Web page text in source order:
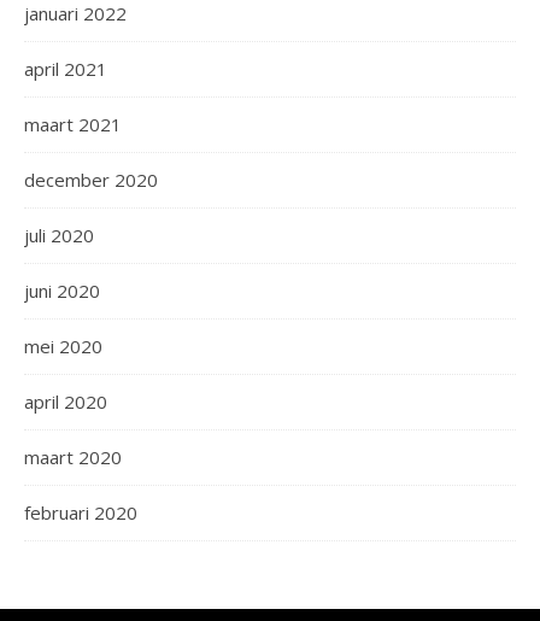
januari 2022
april 2021
maart 2021
december 2020
juli 2020
juni 2020
mei 2020
april 2020
maart 2020
februari 2020